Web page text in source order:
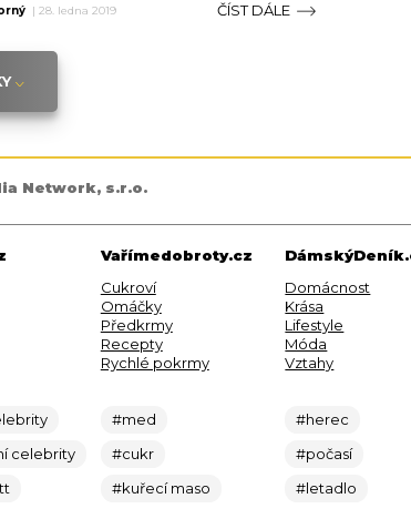
| 28. ledna 2019 ČÍST DÁLE
Network, s.r.o.
celebrity
Vařímedobroty.cz
Cukroví
Omáčky
Předkrmy
Recepty
Rychlé pokrmy
#med
#cukr
#kuřecí maso
Domácnost
Krása
Lifestyle
Móda
Vztahy
#herec
#počasí
#letadlo